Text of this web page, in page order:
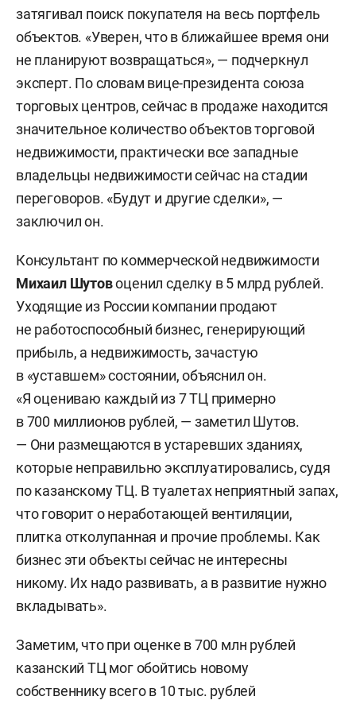
затягивал поиск покупателя на весь портфель
объектов. «Уверен, что в ближайшее время они
не планируют возвращаться», — подчеркнул
эксперт. По словам вице-президента союза
торговых центров, сейчас в продаже находится
значительное количество объектов торговой
недвижимости, практически все западные
владельцы недвижимости сейчас на стадии
переговоров. «Будут и другие сделки», —
заключил он.
Консультант по коммерческой недвижимости
Михаил Шутовоценил сделку в 5 млрд рублей.
Уходящие из России компании продают
не работоспособный бизнес, генерирующий
прибыль, а недвижимость, зачастую
в «уставшем» состоянии, объяснил он.
«Я оцениваю каждый из 7 ТЦ примерно
в 700 миллионов рублей, — заметил Шутов.
— Они размещаются в устаревших зданиях,
которые неправильно эксплуатировались, судя
по казанскому ТЦ. В туалетах неприятный запах,
что говорит о неработающей вентиляции,
плитка отколупанная и прочие проблемы. Как
бизнес эти объекты сейчас не интересны
никому. Их надо развивать, а в развитие нужно
вкладывать».
Заметим, что при оценке в 700 млн рублей
казанский ТЦ мог обойтись новому
собственнику всего в 10 тыс. рублей